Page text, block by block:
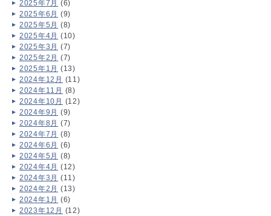
2025年7月 (6)
2025年6月 (9)
2025年5月 (8)
2025年4月 (10)
2025年3月 (7)
2025年2月 (7)
2025年1月 (13)
2024年12月 (11)
2024年11月 (8)
2024年10月 (12)
2024年9月 (9)
2024年8月 (7)
2024年7月 (8)
2024年6月 (6)
2024年5月 (8)
2024年4月 (12)
2024年3月 (11)
2024年2月 (13)
2024年1月 (6)
2023年12月 (12)